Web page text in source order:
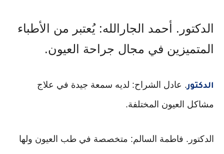
الدكتور. أحمد الجارالله: يُعتبر من الأطباء
المتميزين في مجال جراحة العيون.
الدكتور. عادل الشراح: لديه سمعة جيدة في علاج
مشاكل العيون المختلفة.
الدكتور. فاطمة السالم: متخصصة في طب العيون ولها